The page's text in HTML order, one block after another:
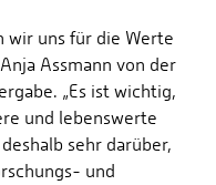
wir uns für die Werte
Assmann von der
„Es ist wichtig,
und lebenswerte
sehr darüber,
und